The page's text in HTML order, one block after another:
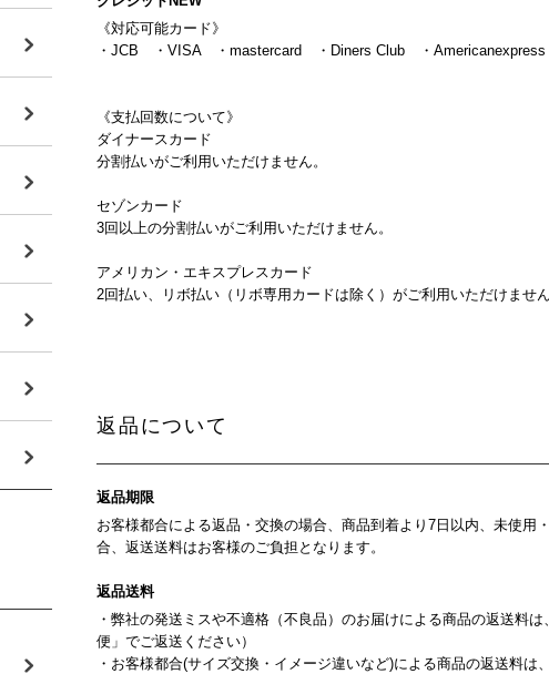
《対応可能カード》
・JCB ・VISA ・mastercard ・Diners Club ・
《支払回数について》
ダイナースカード
分割払いがご利用いただけません。
セゾンカード
3回以上の分割払いがご利用いただけません。
アメリカン・エキスプレスカード
2回払い、リボ払い（リボ専用カードは除く）がご利用いただけません
返品について
返品期限
お客様都合による返品・交換の場合、商品到着より7日以内、未使用
合、返送送料はお客様のご負担となります。
返品送料
・弊社の発送ミスや不適格（不良品）のお届けによる商品の返送料
便」でご返送ください）
・お客様都合(サイズ交換・イメージ違いなど)による商品の返送料